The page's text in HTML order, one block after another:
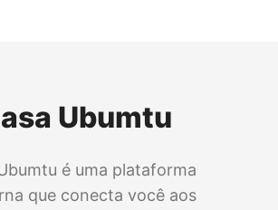
Ubumtu
é uma plataforma
que conecta você aos